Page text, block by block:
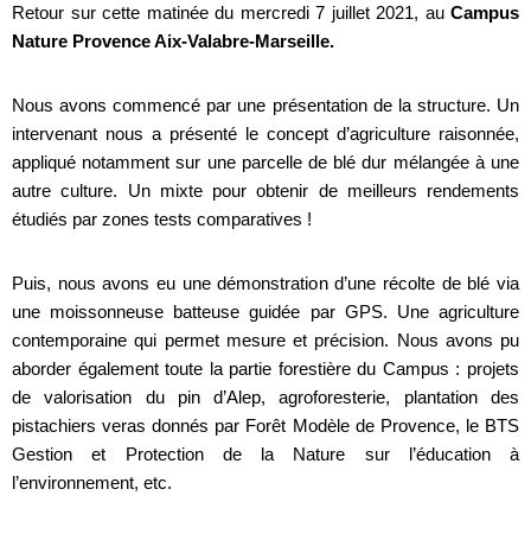
Retour sur cette matinée du mercredi 7 juillet 2021, au Campus
Nature Provence Aix-Valabre-Marseille.
Nous avons commencé par une présentation de la structure. Un
intervenant nous a présenté le concept d’agriculture raisonnée,
appliqué notamment sur une parcelle de blé dur mélangée à une
autre culture. Un mixte pour obtenir de meilleurs rendements
étudiés par zones tests comparatives !
Puis, nous avons eu une démonstration d’une récolte de blé via
une moissonneuse batteuse guidée par GPS. Une agriculture
contemporaine qui permet mesure et précision. Nous avons pu
aborder également toute la partie forestière du Campus : projets
de valorisation du pin d’Alep, agroforesterie, plantation des
pistachiers veras donnés par Forêt Modèle de Provence, le BTS
Gestion et Protection de la Nature sur l’éducation à
l’environnement, etc.